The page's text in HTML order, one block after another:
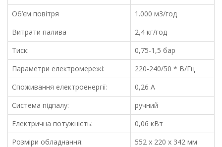
Об’єм повітря
1.000 м3/год
Витрати палива
2,4 кг/год
Тиск:
0,75-1,5 бар
Параметри електромережі:
220-240/50 * В/Гц
Споживання електроенергії:
0,26 A
Система підпалу:
ручний
Електрична потужність:
0,06 кВт
Розміри обладнання:
552 x 220 x 342 мм